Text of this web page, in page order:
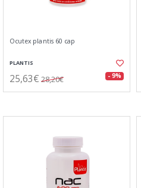
Ocutex plantis 60 cap
PLANTIS
25,63€ 28,20€ - 9%